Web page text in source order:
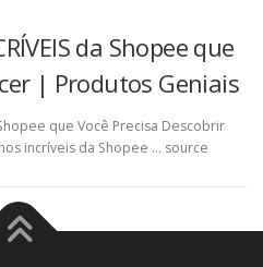
da Shopee que
| Produtos Geniais
que Você Precisa Descobrir
incríveis da Shopee … source